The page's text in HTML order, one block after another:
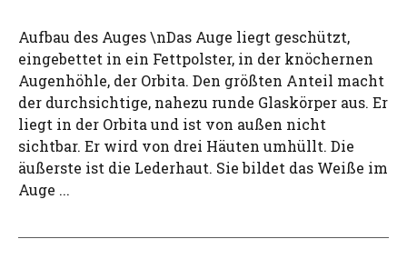
Aufbau des Auges \nDas Auge liegt geschützt,
eingebettet in ein Fettpolster, in der knöchernen
Augenhöhle, der Orbita. Den größten Anteil macht
der durchsichtige, nahezu runde Glaskörper aus. Er
liegt in der Orbita und ist von außen nicht
sichtbar. Er wird von drei Häuten umhüllt. Die
äußerste ist die Lederhaut. Sie bildet das Weiße im
Auge ...